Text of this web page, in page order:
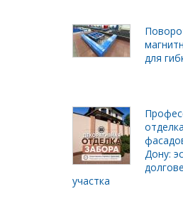
для
Дону:
участка